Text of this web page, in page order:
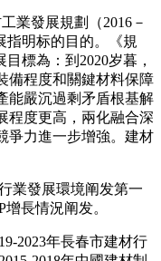
業發展規劃（2016－
指明标的目的。《規
標為：到2020岁暮，
備程度和關鍵材料保障
能嚴沉過剩矛盾根基解
程度更高，兩化融合深
爭力進一步增強。建材
發展環境阐发第一
長情況阐发。
2023年長春市建材行